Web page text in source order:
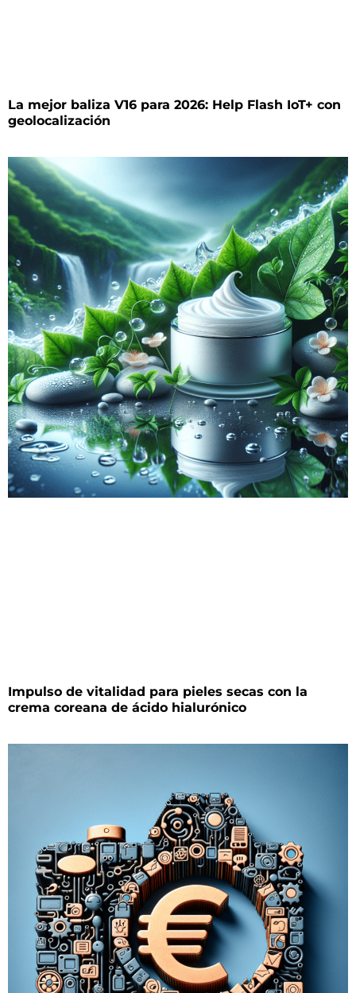
La mejor baliza V16 para 2026: Help Flash IoT+ con
geolocalización
Impulso de vitalidad para pieles secas con la
crema coreana de ácido hialurónico